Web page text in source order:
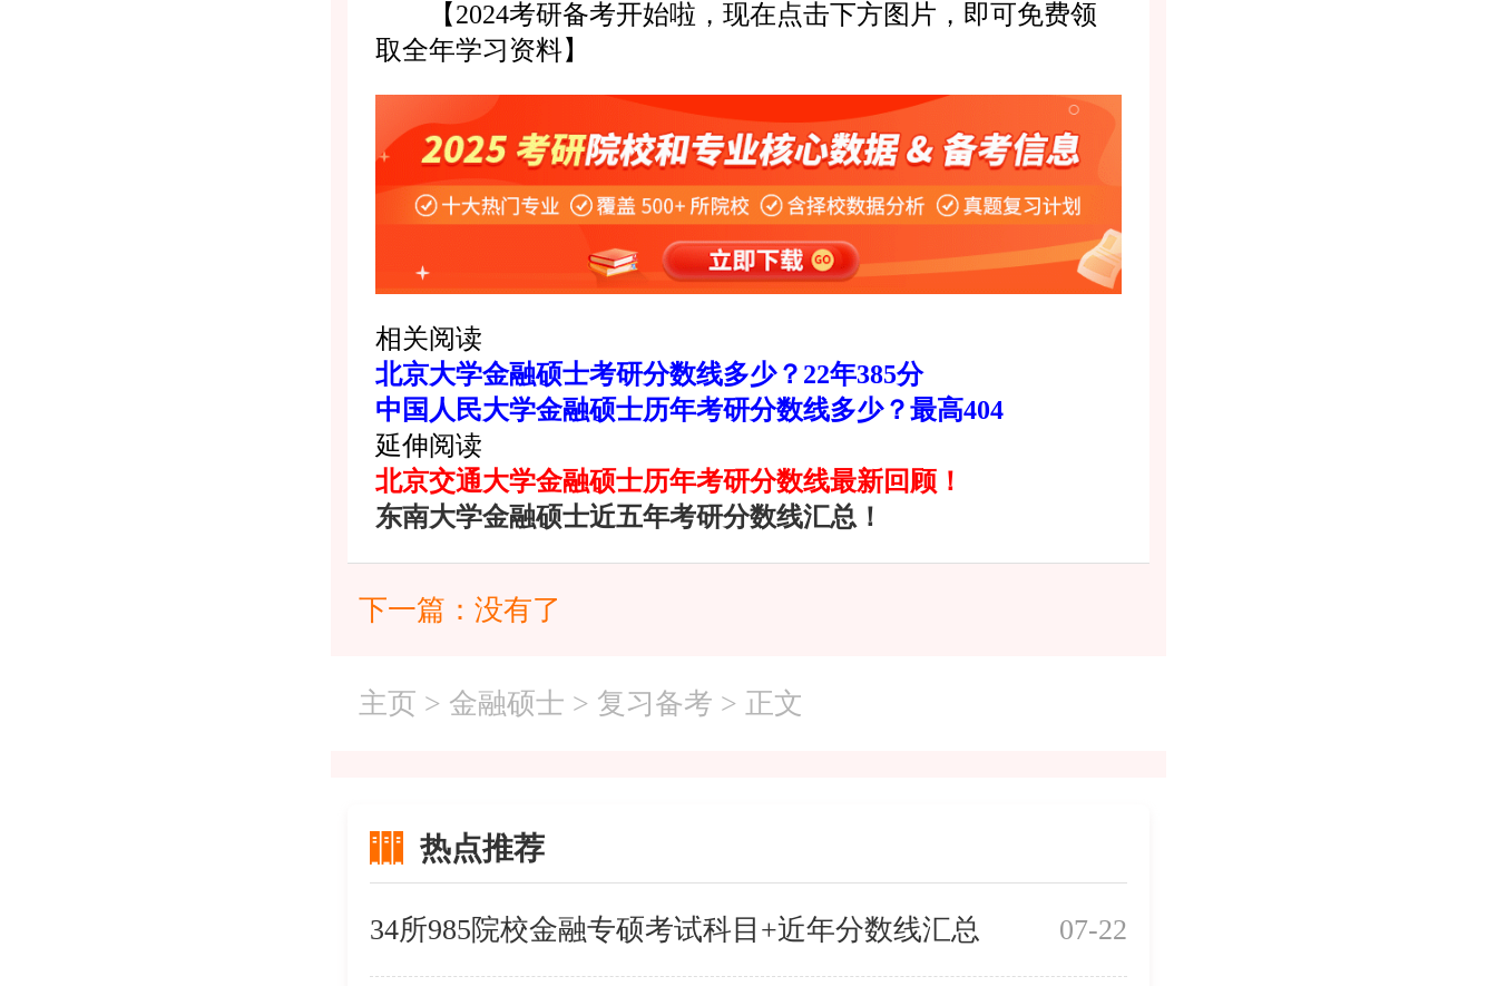
【2024考研备考开始啦，现在点击下方图片，即可免费领
取全年学习资料】
相关阅读
北京大学金融硕士考研分数线多少？22年385分
中国人民大学金融硕士历年考研分数线多少？最高404
延伸阅读
北京交通大学金融硕士历年考研分数线最新回顾！
东南大学金融硕士近五年考研分数线汇总！
下一篇：没有了
主页 > 金融硕士 > 复习备考 > 正文
热点推荐
34所985院校金融专硕考试科目+近年分数线汇总 07-22